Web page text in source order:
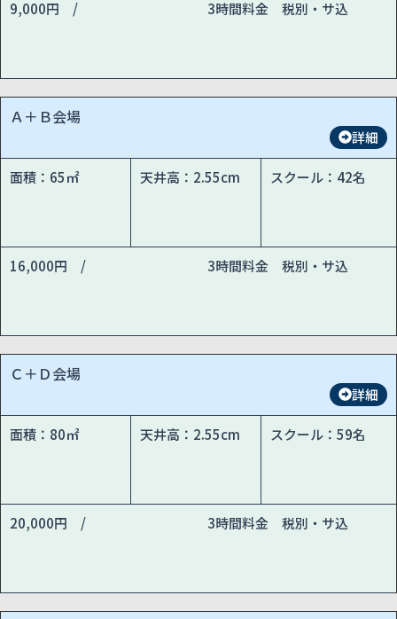
9,000円 / 3時間料金 税別・サ込
Ａ＋Ｂ会場
詳細
面積：65㎡ 天井高：2.55cm スクール：42名
16,000円 / 3時間料金 税別・サ込
Ｃ＋Ｄ会場
詳細
面積：80㎡ 天井高：2.55cm スクール：59名
20,000円 / 3時間料金 税別・サ込